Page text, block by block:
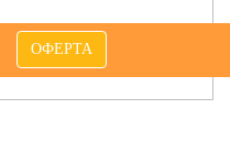
ОФЕРТА